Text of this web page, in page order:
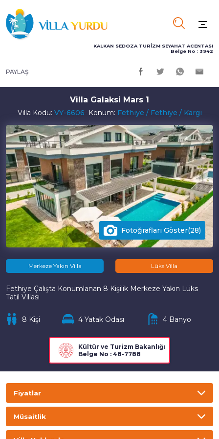
KALKAN SEDOZA TURİZM SEYAHAT ACENTASI
Belge No : 3942
PAYLAŞ
Merkeze Yakın Villa Lüks Villa
Fethiye Çalışta Konumlanan 8 Kişilik Merkeze Yakın Lüks
Tatil Villası
8 Kişi 4 Yatak Odası 4 Banyo
Kültür ve Turizm Bakanlığı
Belge No : 48-7788
Villa Galaksi Mars 1
Villa Kodu: VY-6606 Konum: Fethiye / Fethiye / Kargı
Fotoğrafları Göster(28)
Fiyatlar
Gecelik Haftalık
Müsaitlik